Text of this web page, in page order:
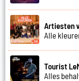
Artiesten
Alle
Tourist
Alles